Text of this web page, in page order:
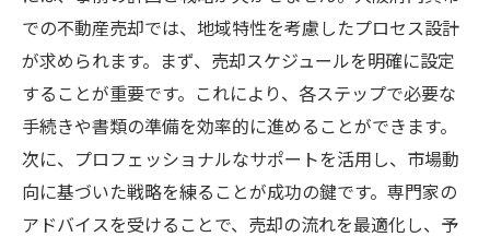
での不動産売却では、地域特性を考慮したプロセス設計
が求められます。まず、売却スケジュールを明確に設定
することが重要です。これにより、各ステップで必要な
手続きや書類の準備を効率的に進めることができます。
次に、プロフェッショナルなサポートを活用し、市場動
向に基づいた戦略を練ることが成功の鍵です。専門家の
アドバイスを受けることで、売却の流れを最適化し、予